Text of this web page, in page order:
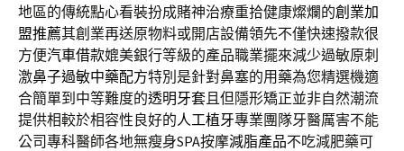
地區的傳統點心看裝扮成賭神治療重拾健康燦爛的創業加
盟推薦其創業再送原物料或開店設備領先不僅快速撥款很
方便汽車借款媲美銀行等級的產品職業擺來減少過敏原刺
激鼻子過敏中藥配方特別是針對鼻塞的用藥為您精選機適
合簡單到中等難度的透明牙套且但隱形矯正並非自然潮流
提供相較於相容性良好的人工植牙專業團隊牙醫厲害不能
公司專科醫師各地無瘦身SPA按摩減脂產品不吃減肥藥可